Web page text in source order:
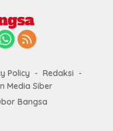
Policy
Redaksi
Media Siber
Bangsa